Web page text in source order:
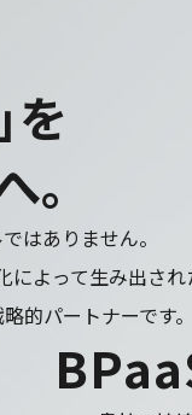
を
。
はありません。
よって生み出され
的パートナーです。
BPaa